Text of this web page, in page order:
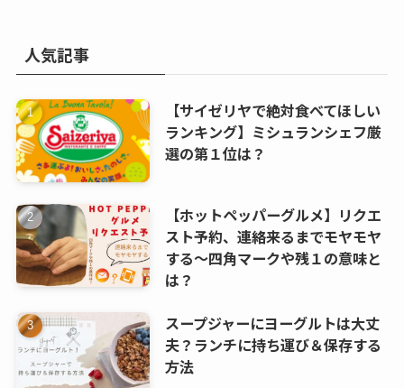
(8)
(6)
(9)
(2)
人気記事
【サイゼリヤで絶対食べてほしい
ランキング】ミシュランシェフ厳
選の第１位は？
【ホットペッパーグルメ】リクエ
スト予約、連絡来るまでモヤモヤ
する～四角マークや残１の意味と
は？
スープジャーにヨーグルトは大丈
夫？ランチに持ち運び＆保存する
方法